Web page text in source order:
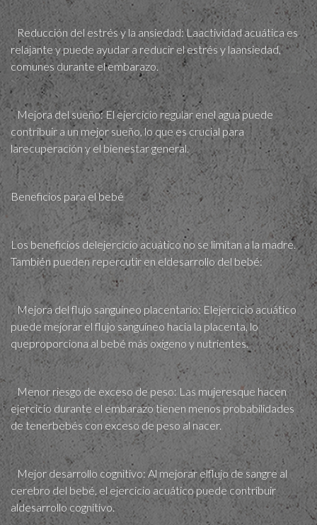
Reducción del estrés y la ansiedad: Laactividad acuática es
relajante y puede ayudar a reducir el estrés y laansiedad,
comunes durante el embarazo.
Mejora del sueño: El ejercicio regular enel agua puede
contribuir a un mejor sueño, lo que es crucial para
larecuperación y el bienestar general.
Beneficios para el bebé
Los beneficios delejercicio acuático no se limitan a la madre.
También pueden repercutir en eldesarrollo del bebé:
Mejora del flujo sanguíneo placentario: Elejercicio acuático
puede mejorar el flujo sanguíneo hacia la placenta, lo
queproporciona al bebé más oxígeno y nutrientes.
Menor riesgo de exceso de peso: Las mujeresque hacen
ejercicio durante el embarazo tienen menos probabilidades
de tenerbebés con exceso de peso al nacer.
Mejor desarrollo cognitivo: Al mejorar elflujo de sangre al
cerebro del bebé, el ejercicio acuático puede contribuir
aldesarrollo cognitivo.